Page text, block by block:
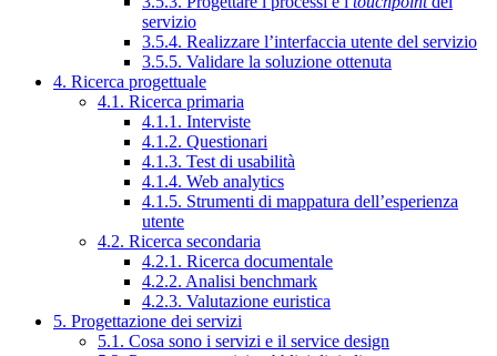
servizio
3.5.4. Realizzare l’interfaccia utente del servizio
3.5.5. Validare la soluzione ottenuta
4. Ricerca progettuale
4.1. Ricerca primaria
4.1.1. Interviste
4.1.2. Questionari
4.1.3. Test di usabilità
4.1.4. Web analytics
4.1.5. Strumenti di mappatura dell’esperienza
utente
4.2. Ricerca secondaria
4.2.1. Ricerca documentale
4.2.2. Analisi benchmark
4.2.3. Valutazione euristica
5. Progettazione dei servizi
5.1. Cosa sono i servizi e il service design